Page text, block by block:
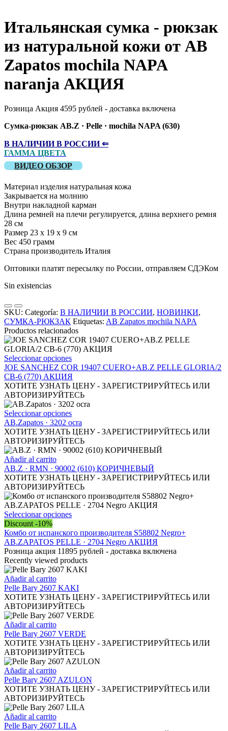
Итальянская сумка - рюкзак
из натуральной кожи от AB
Zapatos mochila NAPA
naranja АКЦИЯ
Розница Акция 4595 рублей - доставка включена
Сумка-рюкзак AB.Z · Pelle · mochila NAPA (630)
В НАЛИЧИИ В РОССИИ ⇐
ГАММА ЦВЕТА
ВИДЕО ОБЗОР
Материал изделия натуральная кожа
Закрывается на молнию
Внутри накладной карман
Длина ремней на плечи регулируется, длина верхнего ремня
28 см
Размер 23 х 19 х 9 см
Вес 450 грамм
Страна производитель Италия
Оптовики платят пересылку по России, отправляем СДЭКом
Sin existencias
SKU: Categoría: В НАЛИЧИИ В РОССИИ, НОВИНКИ,
СУМКА-РЮКЗАК Etiquetas: AB Zapatos mochila NAPA
Productos relacionados
Seleccionar opcionesEste
producto
tiene
múltiples
variantes.
Las
opciones
se
pueden
elegir
en
página
de
producto
JOE SANCHEZ COR 19407 CUERO+AB.Z PELLE GLORIA/2
CB-6 (770) АКЦИЯ
ХОТИТЕ УЗНАТЬ ЦЕНУ - ЗАРЕГИСТРИРУЙТЕСЬ ИЛИ
АВТОРИЗИРУЙТЕСЬ
Seleccionar opcionesEste
producto
tiene
múltiples
variantes.
opciones
se
pueden
elegir
en
la
de
producto
AB.Zapatos · 3202 ocra
ХОТИТЕ УЗНАТЬ ЦЕНУ - ЗАРЕГИСТРИРУЙТЕСЬ ИЛИ
АВТОРИЗИРУЙТЕСЬ
Añadir al carrito
AB.Z · RMN · 90002 (610) КОРИЧНЕВЫЙ
ХОТИТЕ УЗНАТЬ ЦЕНУ - ЗАРЕГИСТРИРУЙТЕСЬ ИЛИ
АВТОРИЗИРУЙТЕСЬ
Seleccionar opcionesEste
tiene
múltiples
variantes.
Las
opciones
pueden
elegir
en
la
de
producto
Discount -10%
Комбо от испанского производителя S58802 Negro+
AB.ZAPATOS PELLE · 2704 Negro АКЦИЯ
Розница акция 11895 рублей - доставка включена
Recently viewed products
Añadir al carrito
Pelle Bary 2607 KAKI
ХОТИТЕ УЗНАТЬ ЦЕНУ - ЗАРЕГИСТРИРУЙТЕСЬ ИЛИ
АВТОРИЗИРУЙТЕСЬ
Añadir al carrito
Pelle Bary 2607 VERDE
ХОТИТЕ УЗНАТЬ ЦЕНУ - ЗАРЕГИСТРИРУЙТЕСЬ ИЛИ
АВТОРИЗИРУЙТЕСЬ
Añadir al carrito
Pelle Bary 2607 AZULON
ХОТИТЕ УЗНАТЬ ЦЕНУ - ЗАРЕГИСТРИРУЙТЕСЬ ИЛИ
АВТОРИЗИРУЙТЕСЬ
Añadir al carrito
Pelle Bary 2607 LILA